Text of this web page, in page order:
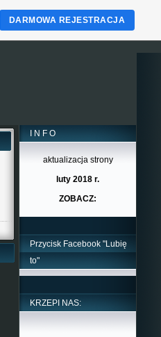
I N F O
aktualizacja strony
luty 2018 r.
ZOBACZ:
Przycisk Facebook "Lubię
to"
KRZEPI NAS:
DARMOWA REJESTRACJA